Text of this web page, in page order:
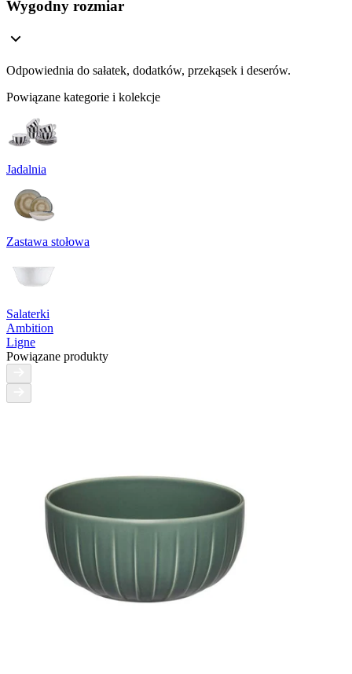
Wygodny rozmiar
Odpowiednia do sałatek, dodatków, przekąsek i deserów.
Powiązane kategorie i kolekcje
Jadalnia
Zastawa stołowa
Salaterki
Ambition
Ligne
Powiązane produkty